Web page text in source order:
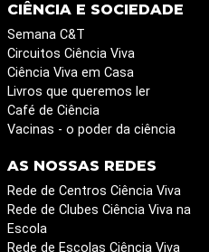
CIÊNCIA E SOCIEDADE
Semana C&T
Circuitos Ciência Viva
Ciência Viva em Casa
Livros que queremos ler
Café de Ciência
Vacinas - o poder da ciência
AS NOSSAS REDES
Rede de Centros Ciência Viva
Rede de Clubes Ciência Viva na
Escola
Rede de Escolas Ciência Viva